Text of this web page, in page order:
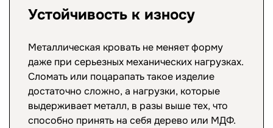
Устойчивость к износу
Металлическая кровать не меняет форму
даже при серьезных механических нагрузках.
Сломать или поцарапать такое изделие
достаточно сложно, а нагрузки, которые
выдерживает металл, в разы выше тех, что
способно принять на себя дерево или МДФ.